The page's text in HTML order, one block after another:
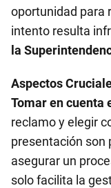
oportunidad para
intento resulta
la
Aspectos
Tomar en cuenta
reclamo y elegir
presentación son
asegurar un
solo facilita la